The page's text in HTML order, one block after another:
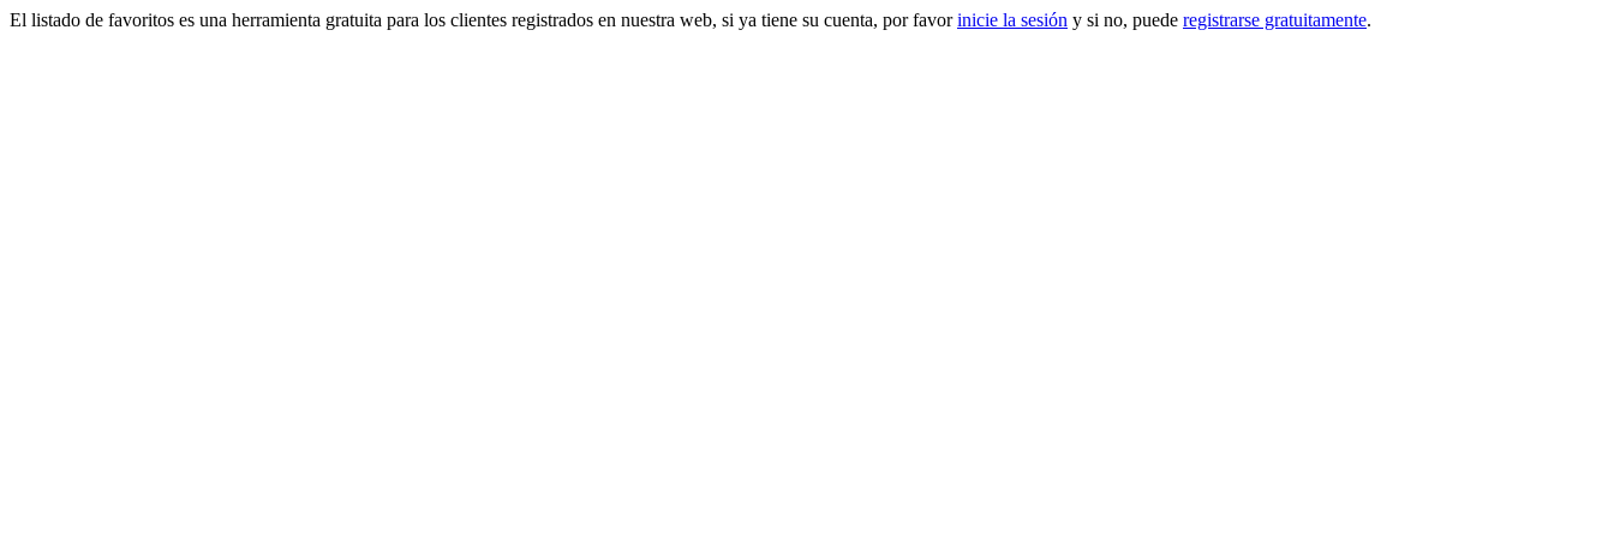
El listado de favoritos es una herramienta gratuita para los clientes registrados en nuestra web, si ya tiene su cuenta, por favorinicie la sesión y si no, puede registrarse gratuitamente.